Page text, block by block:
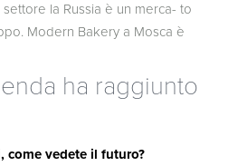
la Russia è un merca- to
Modern Bakery a Mosca è
ha raggiunto
come vedete il futuro?